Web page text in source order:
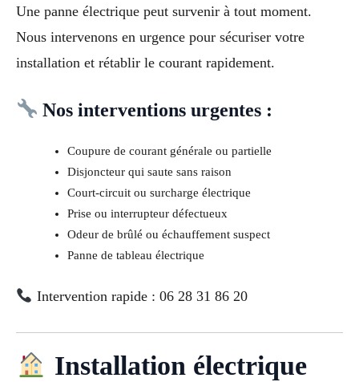
Une panne électrique peut survenir à tout moment.
Nous intervenons en urgence pour sécuriser votre
installation et rétablir le courant rapidement.
Nos interventions urgentes :
Coupure de courant générale ou partielle
Disjoncteur qui saute sans raison
Court-circuit ou surcharge électrique
Prise ou interrupteur défectueux
Odeur de brûlé ou échauffement suspect
Panne de tableau électrique
Intervention rapide : 06 28 31 86 20
Installation électrique